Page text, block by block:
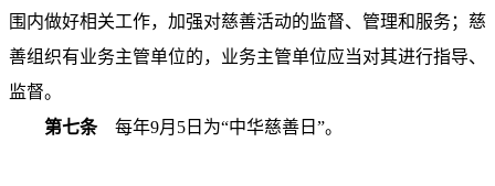
围内做好相关工作，加强对慈善活动的监督、管理和服务；慈
善组织有业务主管单位的，业务主管单位应当对其进行指导、
监督。
第七条每年9月5日为“中华慈善日”。